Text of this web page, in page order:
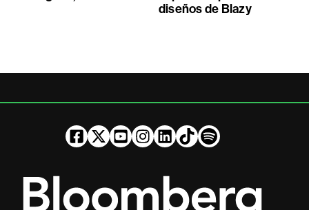
diseños de Blazy